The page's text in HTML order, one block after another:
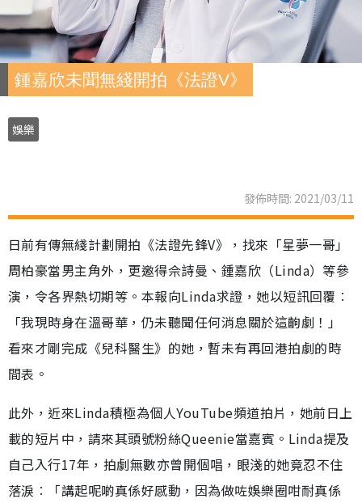
鍾嘉欣未聞無綫開拍《法證V》
娛樂
發佈時間: 2021/03/11
日前有傳無綫計劃開拍《法證先鋒V》，找來「星夢一哥」
周柏豪當男主角外，更邀得佘詩曼、鍾嘉欣（Linda）等參
演，令各界熱切期等。本報向Linda求證，她以短訊回覆︰
「我現時身在溫哥華，仍未聽聞任何消息關於這齣劇！」
看來才剛完成《兒科醫生》的她，暫未有再回港拍劇的時
間表。
此外，近來Linda積極為個人YouTube頻道拍片，她前日上
載的短片中，請來其頭號粉絲Queenie當嘉賓。Linda提及
自己入行17年，拍劇無數亦曾開個唱，眼淺的她竟忍不住
落淚︰「講起呢啲真係好感動，因為做咗娛樂圈咁耐真係